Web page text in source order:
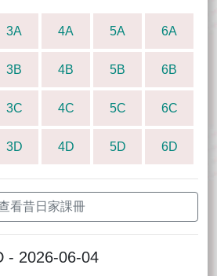
3A 4A 5A 6A
3B 4B 5B 6B
3C 4C 5C 6C
3D 4D 5D 6D
看昔日家課冊
- 2026-06-04